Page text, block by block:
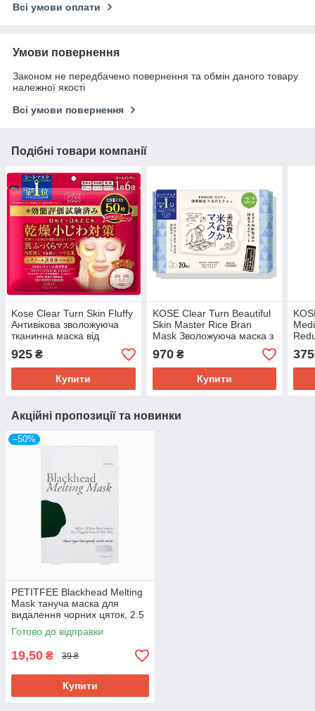
Всі умови оплати
Умови повернення
Законом не передбачено повернення та обмін даного товару
належної якості
Всі умови повернення
Подібні товари компанії
Kose Clear Turn Skin Fluffy
Антивікова зволожуюча
тканинна маска від
дрібних зморшок, 50 шт
925 ₴
Купити
KOSE Clear Turn Beautiful
Skin Master Rice Bran
Mask Зволожуюча маска з
рисовими висівками, 30
шт
970₴
Купити
375
Акційні пропозиції та новинки
–50%
PETITFEE Blackhead Melting
Mask тануча маска для
видалення чорних цяток, 2.5
мл 1 шт. До 08/2026
Готово до відправки
19,50 ₴ 39 ₴
Купити